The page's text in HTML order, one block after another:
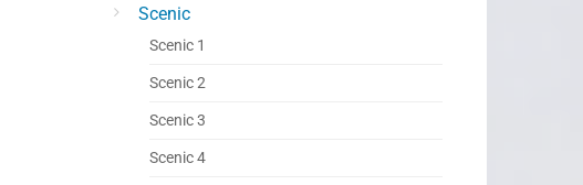
Scenic
Scenic 1
Scenic 2
Scenic 3
Scenic 4